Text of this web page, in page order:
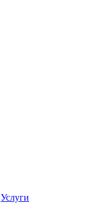
Услуги